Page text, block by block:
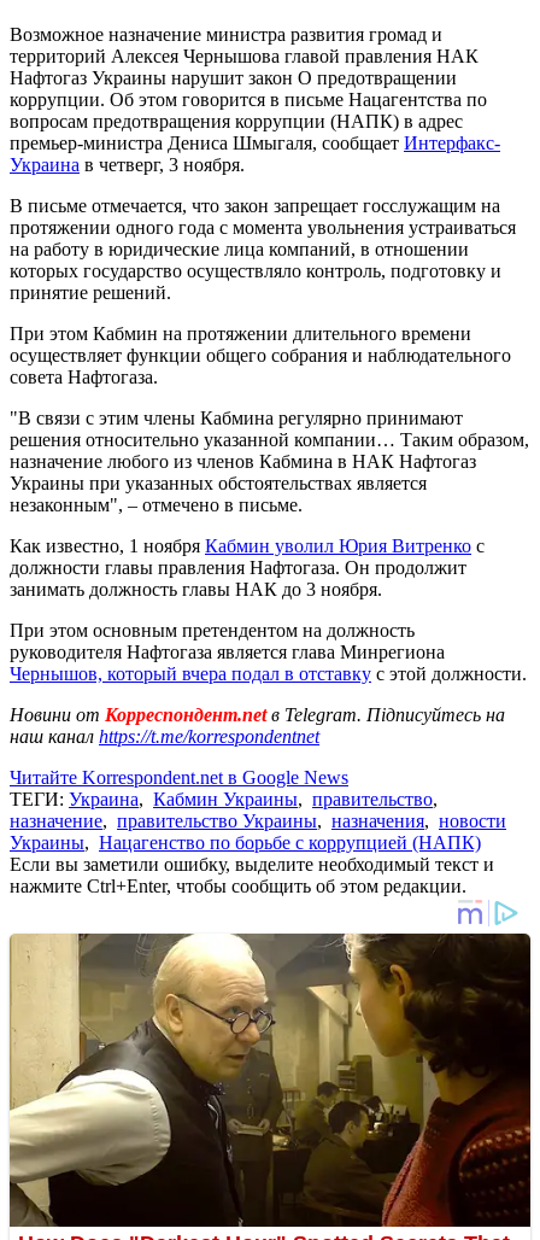
Возможное назначение министра развития громад и
территорий Алексея Чернышова главой правления НАК
Нафтогаз Украины нарушит закон О предотвращении
коррупции. Об этом говорится в письме Нацагентства по
вопросам предотвращения коррупции (НАПК) в адрес
премьер-министра Дениса Шмыгаля, сообщает Интерфакс-
Украина в четверг, 3 ноября.
В письме отмечается, что закон запрещает госслужащим на
протяжении одного года с момента увольнения устраиваться
на работу в юридические лица компаний, в отношении
которых государство осуществляло контроль, подготовку и
принятие решений.
При этом Кабмин на протяжении длительного времени
осуществляет функции общего собрания и наблюдательного
совета Нафтогаза.
"В связи с этим члены Кабмина регулярно принимают
решения относительно указанной компании… Таким образом,
назначение любого из членов Кабмина в НАК Нафтогаз
Украины при указанных обстоятельствах является
незаконным", – отмечено в письме.
Как известно, 1 ноября Кабмин уволил Юрия Витренко с
должности главы правления Нафтогаза. Он продолжит
занимать должность главы НАК до 3 ноября.
При этом основным претендентом на должность
руководителя Нафтогаза является глава Минрегиона
Чернышов, который вчера подал в отставку с этой должности.
Новини от Корреспондент.netв Telegram. Підписуйтесь на
наш канал https://t.me/korrespondentnet
Читайте Korrespondent.net в Google News
ТЕГИ: Украина, Кабмин Украины, правительство,
назначение, правительство Украины, назначения, новости
Украины, Нацагенство по борьбе с коррупцией (НАПК)
Если вы заметили ошибку, выделите необходимый текст и
нажмите Ctrl+Enter, чтобы сообщить об этом редакции.